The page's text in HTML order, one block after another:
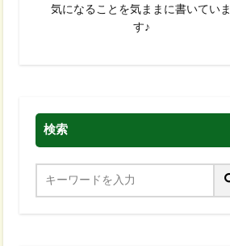
気になることを気ままに書いていま
す♪
検索